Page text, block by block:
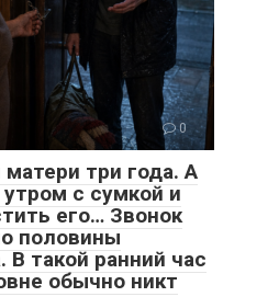
0
три года. А
с сумкой и
его… Звонок
половины
В такой ранний час
обычно никт